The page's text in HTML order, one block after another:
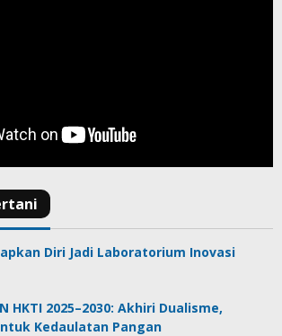
Diri Jadi Laboratorium Inovasi
HKTI 2025–2030: Akhiri Dualisme,
Kedaulatan Pangan